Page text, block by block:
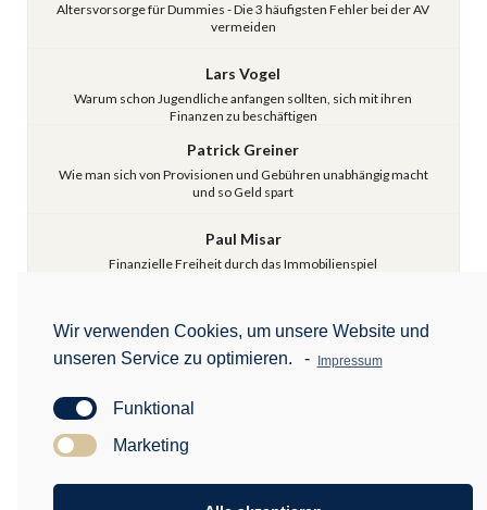
Altersvorsorge für Dummies - Die 3 häufigsten Fehler bei der AV
vermeiden
Lars Vogel
Warum schon Jugendliche anfangen sollten, sich mit ihren
Finanzen zu beschäftigen
Patrick Greiner
Wie man sich von Provisionen und Gebühren unabhängig macht
und so Geld spart
Paul Misar
Finanzielle Freiheit durch das Immobilienspiel
Awardverleihung
Wir verwenden Cookies, um unsere Website und
unseren Service zu optimieren.
- Impressum
Funktional
Marketing